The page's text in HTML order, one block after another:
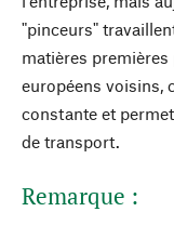
"pinceurs"
matières
européens voisins,
constante et
de transport.
Remarque :